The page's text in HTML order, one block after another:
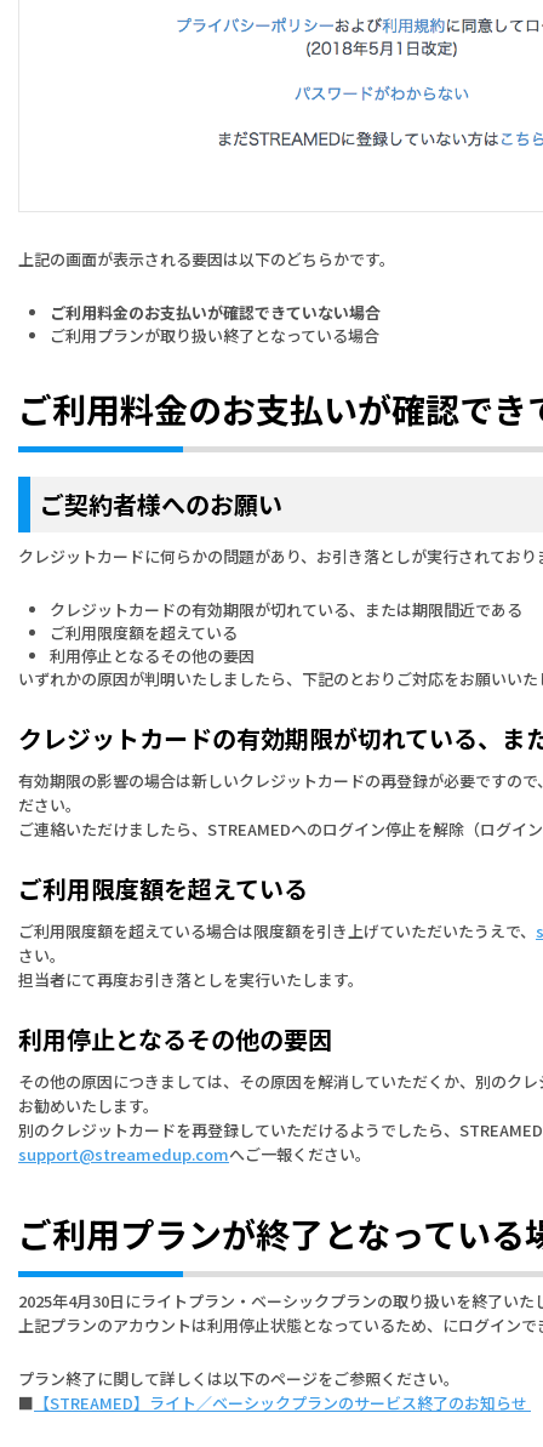
上記の画面が表示される要因は以下のどちらかです。
ご利用料金のお支払いが確認できていない場合
ご利用プランが取り扱い終了となっている場合
ご利用料金のお支払いが確認でき
ご契約者様へのお願い
クレジットカードに何らかの問題があり、お引き落としが実行されており
クレジットカードの有効期限が切れている、または期限間近である
ご利用限度額を超えている
利用停止となるその他の要因
いずれかの原因が判明いたしましたら、下記のとおりご対応をお願いいた
クレジットカードの有効期限が切れている、ま
有効期限の影響の場合は新しいクレジットカードの再登録が必要ですので
ださい。
ご連絡いただけましたら、STREAMEDへのログイン停止を解除（ログイ
ご利用限度額を超えている
ご利用限度額を超えている場合は限度額を引き上げていただいたうえで、
さい。
担当者にて再度お引き落としを実行いたします。
利用停止となるその他の要因
その他の原因につきましては、その原因を解消していただくか、別のク
お勧めいたします。
別のクレジットカードを再登録していただけるようでしたら、
support@streamedup.comへご一報ください。
ご利用プランが終了となっている
2025年4月30日にライトプラン・ベーシックプランの取り扱いを終了いた
上記プランのアカウントは利用停止状態となっているため、にログインで
プラン終了に関して詳しくは以下のページをご参照ください。
■ 【STREAMED】ライト／ベーシックプランのサービス終了のお知らせ